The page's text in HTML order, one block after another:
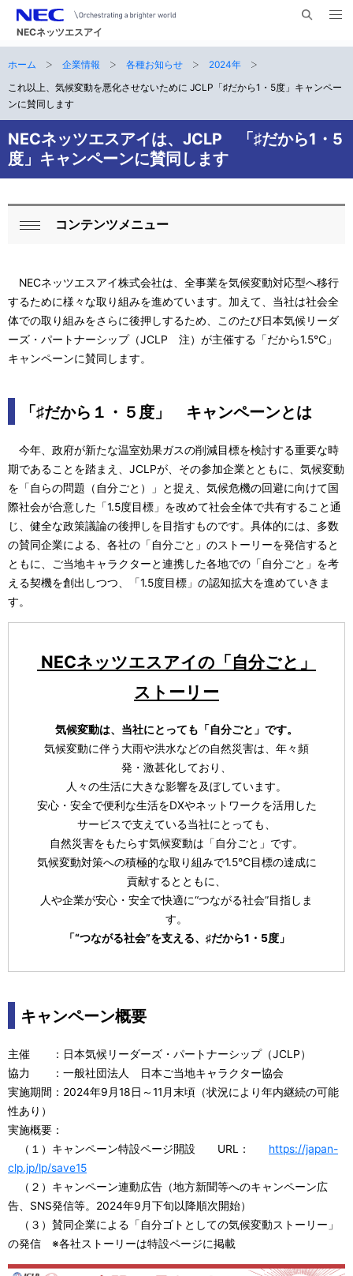
NECネッツエスアイ
メ
く
ナ
ビ
ゲ
ー
シ
サ
イ
内
置
ホーム 企業情報 各種お知らせ
2024年
これ以上、気候変動を悪化させないために JCLP「♯だから1・5度」キャンペー
ンに賛同します
NECネッツエスアイは、JCLP 「♯だから1・5
度」キャンペーンに賛同します
ロ
カ
ル
ナ
シ
ョ
ン
る
コンテンツメニュー
NECネッツエスアイ株式会社は、全事業を気候変動対応型へ移行
するために様々な取り組みを進めています。加えて、当社は社会全
体での取り組みをさらに後押しするため、このたび日本気候リーダ
ーズ・パートナーシップ（JCLP 注）が主催する「だから1.5℃」
キャンペーンに賛同します。
「♯だから１・５度」 キャンペーンとは
今年、政府が新たな温室効果ガスの削減目標を検討する重要な時
期であることを踏まえ、JCLPが、その参加企業とともに、気候変動
を「自らの問題（自分ごと）」と捉え、気候危機の回避に向けて国
際社会が合意した「1.5度目標」を改めて社会全体で共有すること通
じ、健全な政策議論の後押しを目指すものです。具体的には、多数
の賛同企業による、各社の「自分ごと」のストーリーを発信すると
ともに、ご当地キャラクターと連携した各地での「自分ごと」を考
える契機を創出しつつ、「1.5度目標」の認知拡大を進めていきま
す。
NECネッツエスアイの「自分ごと」
ストーリー
気候変動は、当社にとっても「自分ごと」です。
気候変動に伴う大雨や洪水などの自然災害は、年々頻
発・激甚化しており、
人々の生活に大きな影響を及ぼしています。
安心・安全で便利な生活をDXやネットワークを活用した
サービスで支えている当社にとっても、
自然災害をもたらす気候変動は「自分ごと」です。
気候変動対策への積極的な取り組みで1.5℃目標の達成に
貢献するとともに、
人や企業が安心・安全で快適に“つながる社会”目指しま
す。
「“つながる社会”を支える、♯だから1・5度」
キャンペーン概要
主催 ：日本気候リーダーズ・パートナーシップ（JCLP）
協力 ：一般社団法人 日本ご当地キャラクター協会
実施期間：2024年9月18日～11月末頃（状況により年内継続の可能
性あり）
実施概要：
（１）キャンペーン特設ページ開設 URL：
https://japan-
clp.jp/lp/save15
（２）キャンペーン連動広告（地方新聞等へのキャンペーン広
告、SNS発信等。2024年9月下旬以降順次開始）
（３）賛同企業による「自分ゴトとしての気候変動ストーリー」
の発信 ※各社ストーリーは特設ページに掲載